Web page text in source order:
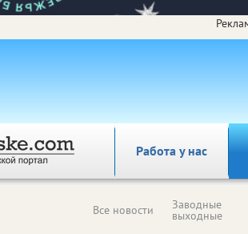
Работа у нас
Все новости Заводные
выходные